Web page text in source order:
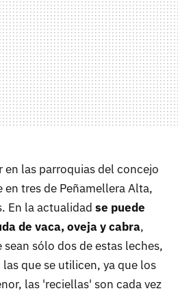
en las parroquias del concejo
tres de Peñamellera Alta,
En la actualidad se puede
de vaca, oveja y cabra,
sólo dos de estas leches,
que se utilicen, ya que los
las 'reciellas' son cada vez